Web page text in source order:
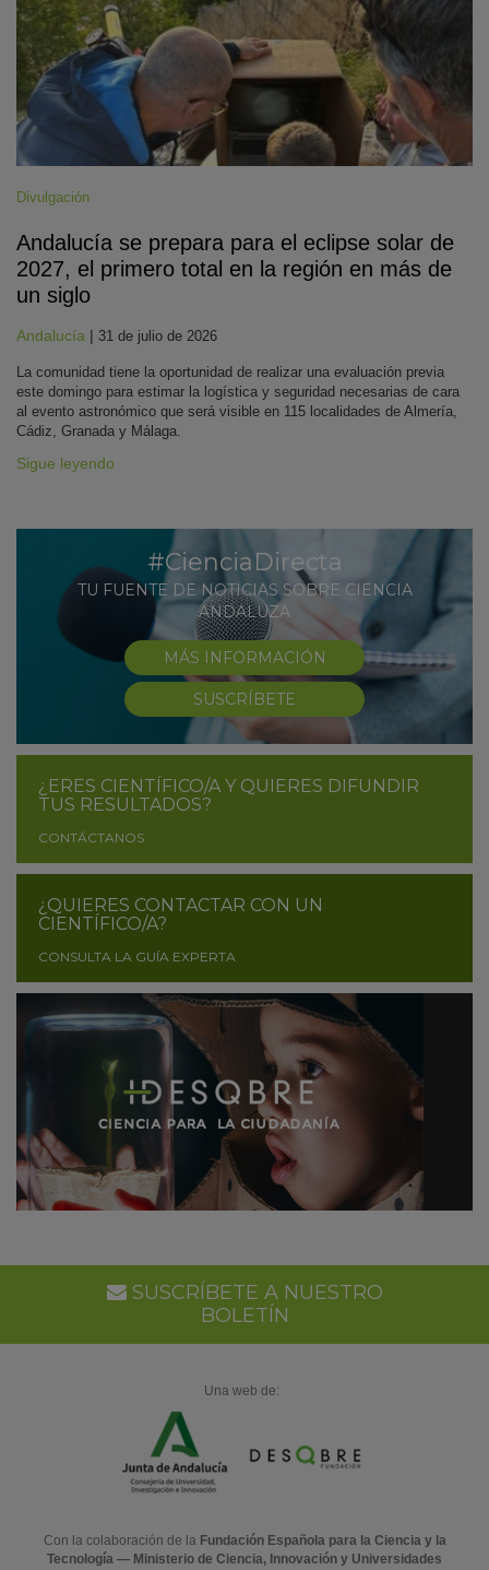
Divulgación
Andalucía se prepara para el eclipse solar de
2027, el primero total en la región en más de
un siglo
Andalucía | 31 de julio de 2026
La comunidad tiene la oportunidad de realizar una evaluación previa
este domingo para estimar la logística y seguridad necesarias de cara
al evento astronómico que será visible en 115 localidades de Almería,
Cádiz, Granada y Málaga.
Sigue leyendo
#CienciaDirecta
TU FUENTE DE NOTICIAS SOBRE CIENCIA
ANDALUZA
MÁS INFORMACIÓN
SUSCRÍBETE
¿ERES CIENTÍFICO/A Y QUIERES DIFUNDIR
TUS RESULTADOS?
CONTÁCTANOS
¿QUIERES CONTACTAR CON UN
CIENTÍFICO/A?
CONSULTA LA GUÍA EXPERTA
SUSCRÍBETE A NUESTRO
BOLETÍN
Una web de:
Con la colaboración de la Fundación Española para la Ciencia y la
Tecnología — Ministerio de Ciencia, Innovación y Universidades